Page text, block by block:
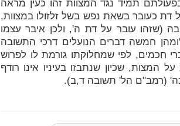
תמיד נגד המצוות זהו כעין מראה
דת כעובר בשאת נפש בשל זלזולו במצוות,
(שזהו עובר על דת ה', ולכן איבר עצמו
'ומהן חמשה דברים הנועלים דרכי התשובה
חכמים, לפי שמחלוקתו גורמת לו לפרוש
המצות, שכיון שנתבזו בעיניו אינו רודף
(רמב"ם הל' תשובה ד,ב).